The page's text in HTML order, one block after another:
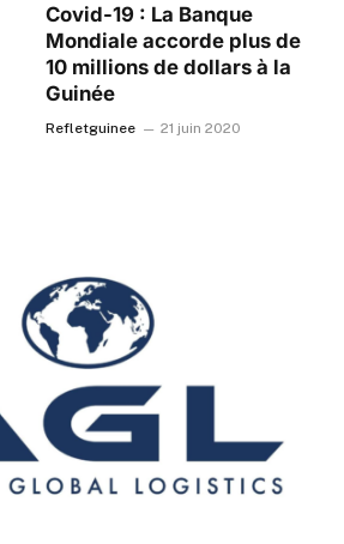
Covid-19 : La Banque
Mondiale accorde plus de
10 millions de dollars à la
Guinée
Refletguinee 21 juin 2020